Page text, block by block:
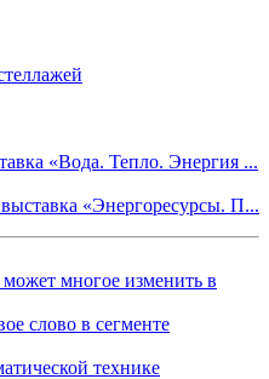
«Вода. Тепло. Энергия ...
«Энергоресурсы. П...
многое изменить в
слово в сегменте
технике